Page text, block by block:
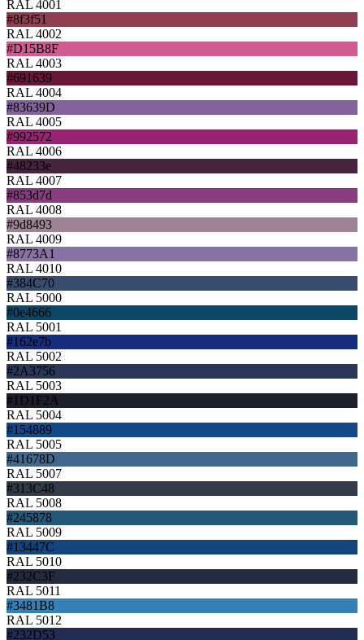
RAL 4001
#8f3f51
RAL 4002
#D15B8F
RAL 4003
#691639
RAL 4004
#83639D
RAL 4005
#992572
RAL 4006
#48233e
RAL 4007
#853d7d
RAL 4008
#9d8493
RAL 4009
#8773A1
RAL 4010
#384C70
RAL 5000
#0e4666
RAL 5001
#162e7b
RAL 5002
#2A3756
RAL 5003
#1D1F2A
RAL 5004
#154889
RAL 5005
#41678D
RAL 5007
#313C48
RAL 5008
#245878
RAL 5009
#13447C
RAL 5010
#232C3F
RAL 5011
#3481B8
RAL 5012
#232D53